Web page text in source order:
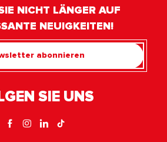
NICHT LÄNGER AUF
NEUIGKEITEN!
abonnieren
SIE UNS